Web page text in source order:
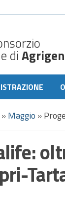
di
»Maggio »